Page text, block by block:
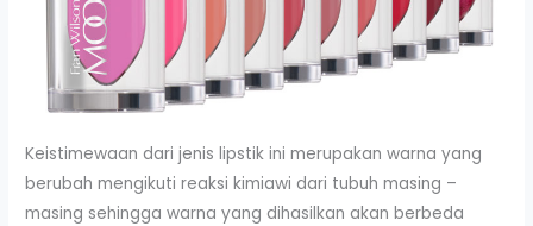
Keistimewaan dari jenis lipstik ini merupakan warna yang
berubah mengikuti reaksi kimiawi dari tubuh masing –
masing sehingga warna yang dihasilkan akan berbeda